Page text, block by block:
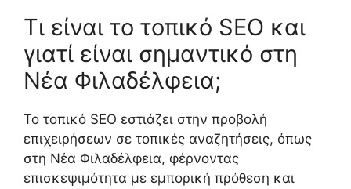
Τι είναι το τοπικό SEO και
γιατί είναι σημαντικό στη
Νέα Φιλαδέλφεια;
Το τοπικό SEO εστιάζει στην προβολή
επιχειρήσεων σε τοπικές αναζητήσεις, όπως
στη Νέα Φιλαδέλφεια, φέρνοντας
επισκεψιμότητα με εμπορική πρόθεση και